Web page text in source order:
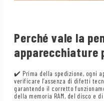
Perché vale la
apparecchiature
✔️ Prima della spedizione, ogni
verificare l’assenza di difetti
garantendo il corretto
della memoria RAM, del disco e